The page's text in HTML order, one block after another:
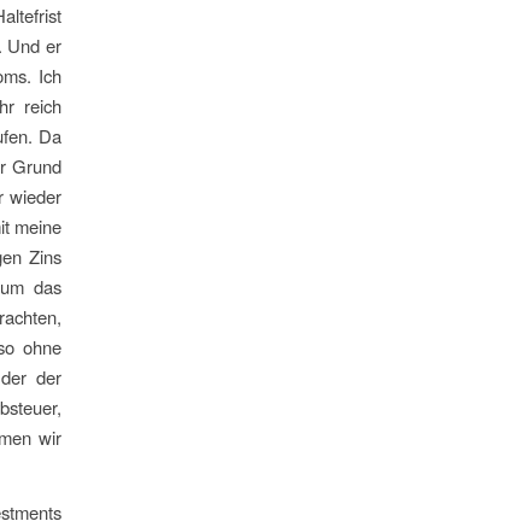
Und er
Ich
reich
Da
Grund
wieder
meine
Zins
das
ohne
der
wir